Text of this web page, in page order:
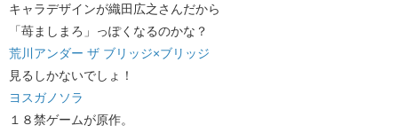
キャラデザインが織田広之さんだから
「苺ましまろ」っぽくなるのかな？
荒川アンダー ザ ブリッジ×ブリッジ
見るしかないでしょ！
ヨスガノソラ
１８禁ゲームが原作。